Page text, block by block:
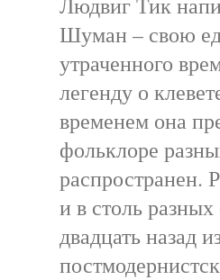
Шуман – свою
утраченного
легенду о
временем она
фольклоре
распространен.
и в столь разных
двадцать назад